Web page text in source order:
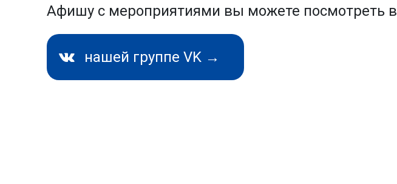
Афишу с мероприятиями вы можете посмотреть в
нашей группе VK →